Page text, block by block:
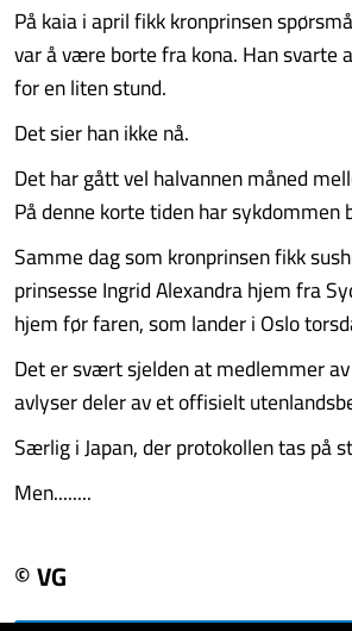
På kaia i april fikk kronprinsen
var å være borte fra kona. Han svarte
for en liten stund.
Det sier han ikke nå.
Det har gått vel halvannen måned
På denne korte tiden har
Samme dag som kronprinsen fikk
prinsesse Ingrid Alexandra hjem fra
hjem før faren, som lander i Oslo
Det er svært sjelden at medlemmer
avlyser deler av et offisielt
Særlig i Japan, der protokollen tas på
Men........
© VG